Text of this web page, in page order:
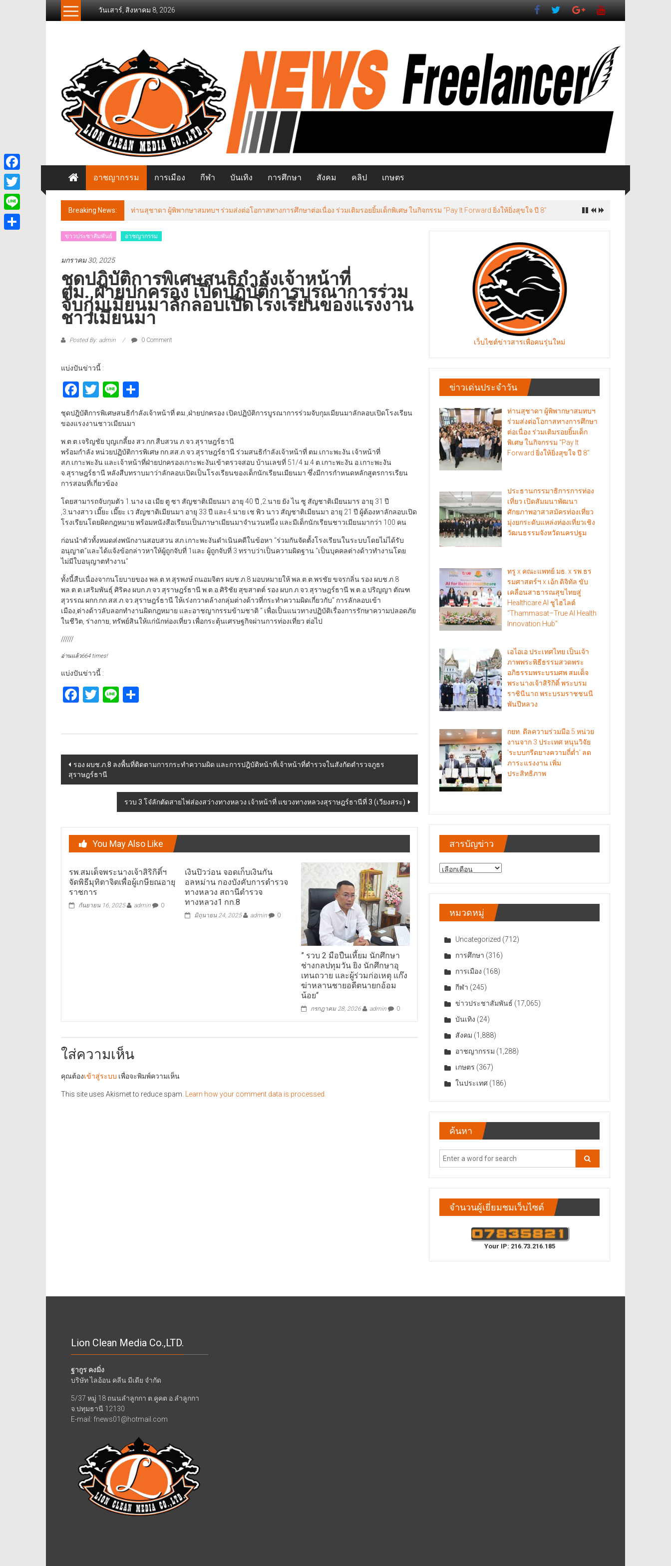
วันเสาร์, สิงหาคม 8, 2026
Freelancer
วส์
ฟรี
แลน
เซอร์
อาชญากรรม การเมือง กีฬา บันเทิง การศึกษา สังคม คลิป เกษตร
Breaking News: ท่านสุชาดา ผู้พิพากษาสมทบฯ ร่วมส่งต่อโอกาสทางการศึกษาต่อเนื่อง ร่วมเติมรอยยิ้มเด็กพิเศษ ในกิจกรรม “Pay It Forward ยิ่งให้ยิ่งสุขใจ ปี 8”
ข่าวประชาสัมพันธ์ อาชญากรรม
มกราคม 30, 2025
ชุดปฎิบัติการพิเศษสนธิกำลังเจ้าหน้าที่
ตม.,ฝ่ายปกครอง เปิดปฏิบัติการบูรณาการร่วม
จับกุมเมียนมาลักลอบเปิดโรงเรียนของแรงงาน
ชาวเมียนมา
Posted By: admin 0 Comment
แบ่งปันข่าวนี้ :
Facebook
Twitter
Line
ชุดปฎิบัติการพิเศษสนธิกำลังเจ้าหน้าที่ ตม.,ฝ่ายปกครอง เปิดปฏิบัติการบูรณาการร่วมจับกุมเมียนมาลักลอบเปิดโรงเรียน
ของแรงงานชาวเมียนมา
พ.ต.ต.เจริญชัย บุญเกลี้ยง สว.กก.สืบสวน ภ.จว.สุราษฎร์ธานี
พร้อมกำลัง หน่วยปฏิบัติการพิเศษ กก.สส.ภ.จว.สุราษฎร์ธานี ร่วมสนธิกำลังเจ้าหน้าที่ ตม.เกาะพะงัน เจ้าหน้าที่
สภ.เกาะพะงัน และเจ้าหน้าที่ฝ่ายปกครองเกาะพะงันเข้าตรวจสอบ บ้านเลขที่ 51/4 ม.4 ต.เกาะพะงัน อ.เกาะพะงัน
จ.สุราษฎร์ธานี หลังสืบทราบมาว่าลักลอบเปิดเป็นโรงเรียนของเด็กนักเรียนเมียนมา ซึ่งมีการกำหนดหลักสูตรการเรียน
การสอนที่เกี่ยวข้อง
โดยสามารถจับกุมตัว 1.นาง เอ เมีย ตู ซา สัญชาติเมียนมา อายุ 40 ปี ,2.นาย ยัง ไน ซู สัญชาติเมียนมาร อายุ 31 ปี
,3.นางสาว เมี๊ยะ เมี๊ยะ เว สัญชาติเมียนมา อายุ 33 ปี และ4.นาย เช พิว นาว สัญชาติเมียนมา อายุ 21 ปี ผู้ต้องหาลักลอบเปิด
โรงเรียนโดยผิดกฎหมาย พร้อมหนังสือเรียนเป็นภาษาเมียนมาจำนวนหนึ่ง และมีเด็กนักเรียนชาวเมียนมากว่า 100 คน
ก่อนนำตัวทั้งหมดส่งพนักงานสอบสวน สภ.เกาะพะงันดำเนินคดีในข้อหา “ร่วมกันจัดตั้งโรงเรียนในระบบโดยไม่ได้รับ
อนุญาต”และได้แจ้งข้อกล่าวหาให้ผู้ถูกจับที่ 1และ ผู้ถูกจับที่ 3 ทราบว่าเป็นความผิดฐาน “เป็นบุคคลต่างด้าวทำงานโดย
ไม่มีใบอนุญาตทำงาน”
ทั้งนี้สืบเนื่องจากนโยบายของ พล.ต.ท.สุรพงษ์ ถนอมจิตร ผบช.ภ.8 มอบหมายให้ พล.ต.ต.พรชัย ขจรกลิ่น รอง ผบช.ภ.8
พล.ต.ต.เสริมพันธ์ุ ศิริคง ผบก.ภ.จว.สุราษฎร์ธานี พ.ต.อ.ศิริชัย สุขสาตต์ รอง ผบก.ภ.จว.สุราษฎร์ธานี พ.ต.อ.ปริญญา ตัณฑ
สุวรรณ ผกก.กก.สส.ภ.จว.สุราษฎร์ธานี ให้เร่งกวาดล้างกลุ่มต่างด้าวที่กระทำความผิดเกี่ยวกับ” การลักลอบเข้า
เมือง,ต่างด้าวลับลอกทำงานผิดกฎหมาย และอาชญากรรมข้ามชาติ ” เพื่อเป็นแนวทางปฏิบัติเรื่องการรักษาความปลอดภัย
ในชีวิต, ร่างกาย, ทรัพย์สินให้แก่นักท่องเที่ยว เพื่อกระตุ้นเศรษฐกิจผ่านการท่องเที่ยว ต่อไป
//////
อ่านแล้ว664 times!
แบ่งปันข่าวนี้ :
Facebook
Twitter
Line
Post
navigation
รอง ผบช.ภ.8 ลงพื้นที่ติดตามการกระทำความผิด และการปฎิบัติหน้าที่เจ้าหน้าที่ตำรวจในสังกัดตำรวจภูธร
สุราษฎร์ธานี
รวบ 3 โจ๋ลักตัดสายไฟส่องสว่างทางหลวง เจ้าหน้าที่ แขวงทางหลวงสุราษฎร์ธานีที่ 3 (เวียงสระ)
You May Also Like
รพ.สมเด็จพระนางเจ้าสิริกิติ์ฯ
จัดพิธีมุทิตาจิตเพื่อผู้เกษียณอายุ
ราชการ
กันยายน 16, 2025 admin 0
เงินปิวว่อน จอดเก็บเงินกัน
อลหม่าน กองบังคับการตำรวจ
ทางหลวง สถานีตำรวจ
ทางหลวง1 กก.8
มิถุนายน 24, 2025 admin 0
” รวบ 2 มือปืนเหี้ยม นักศึกษา
ช่างกลปทุมวัน ยิง นักศึกษาอุ
เทนถวาย และผู้ร่วมก่อเหตุ แก๊ง
ฆ่าหลานชายอดีตนายกอ้อม
น้อย“
กรกฎาคม 28, 2026 admin 0
ใส่ความเห็น
คุณต้องเข้าสู่ระบบ เพื่อจะพิมพ์ความเห็น
This site uses Akismet to reduce spam. Learn how your comment data is processed.
เว็บไซต์ข่าวสารเพื่อคนรุ่นใหม่
ข่าวเด่นประจำวัน
ท่านสุชาดา ผู้พิพากษาสมทบฯ
ร่วมส่งต่อโอกาสทางการศึกษา
ต่อเนื่อง ร่วมเติมรอยยิ้มเด็ก
พิเศษ ในกิจกรรม “Pay It
Forward ยิ่งให้ยิ่งสุขใจ ปี 8”
ประธานกรรมาธิการการท่อง
เที่ยว เปิดสัมมนาพัฒนา
ศักยภาพอาสาสมัครท่องเที่ยว
มุ่งยกระดับแหล่งท่องเที่ยวเชิง
วัฒนธรรมจังหวัดนครปฐม
ทรู x คณะแพทย์ มธ. x รพ.ธร
รมศาสตร์ฯ x เอ้ก ดิจิทัล ขับ
เคลื่อนสาธารณสุขไทยสู่
Healthcare AI ชูไฮไลต์
“Thammasat–True AI Health
Innovation Hub”
เอไอเอ ประเทศไทย เป็นเจ้า
ภาพพระพิธีธรรมสวดพระ
อภิธรรมพระบรมศพ สมเด็จ
พระนางเจ้าสิริกิติ์ พระบรม
ราชินีนาถ พระบรมราชชนนี
พันปีหลวง
กยท. ดีลความร่วมมือ 5 หน่วย
งานจาก 3 ประเทศ หนุนวิจัย
‘ระบบกรีดยางความถี่ต่ำ’ ลด
ภาระแรงงาน เพิ่ม
ประสิทธิภาพ
สารบัญข่าว
สารบัญ
หมวดหมู่
Uncategorized (712)
การศึกษา (316)
การเมือง (168)
กีฬา (245)
ข่าวประชาสัมพันธ์ (17,065)
บันเทิง (24)
สังคม (1,888)
อาชญากรรม (1,288)
เกษตร (367)
ในประเทศ (186)
ค้นหา
จำนวนผู้เยี่ยมชมเว็บไซต์
Your IP: 216.73.216.185
Lion Clean Media Co.,LTD.
ฐากูร คงมิ่ง
บริษัท ไลอ้อน คลีน มีเดีย จำกัด
5/37 หมู่ 18 ถนนลำลูกกา ต.คูคต อ.ลำลูกกา
จ.ปทุมธานี 12130
E-mail: fnews01@hotmail.com
Facebook
Twitter
Line